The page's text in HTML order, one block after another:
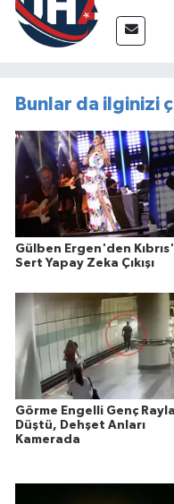
Bunlar da ilginizi
Gülben Ergen'den
Sert Yapay Zeka Çıkışı
Görme Engelli Genç
Düştü, Dehşet Anları
Kamerada